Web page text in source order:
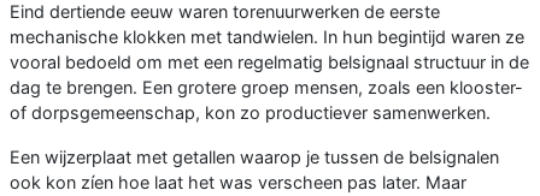
Eind dertiende eeuw waren torenuurwerken de eerste
mechanische klokken met tandwielen. In hun begintijd waren ze
vooral bedoeld om met een regelmatig belsignaal structuur in de
dag te brengen. Een grotere groep mensen, zoals een klooster-
of dorpsgemeenschap, kon zo productiever samenwerken.
Een wijzerplaat met getallen waarop je tussen de belsignalen
ook kon zíen hoe laat het was verscheen pas later. Maar